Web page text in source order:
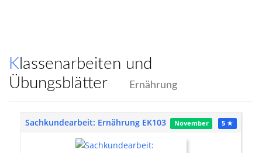
Klassenarbeiten und
Übungsblätter
Ernährung
Sachkundearbeit: Ernährung EK103 November 5 ★